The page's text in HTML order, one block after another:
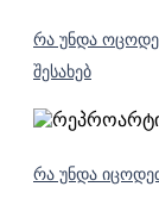
რა უნდა
შესახებ
რა უნდა